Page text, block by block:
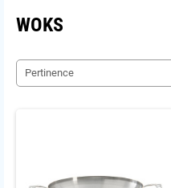
WOKS
Pertinence